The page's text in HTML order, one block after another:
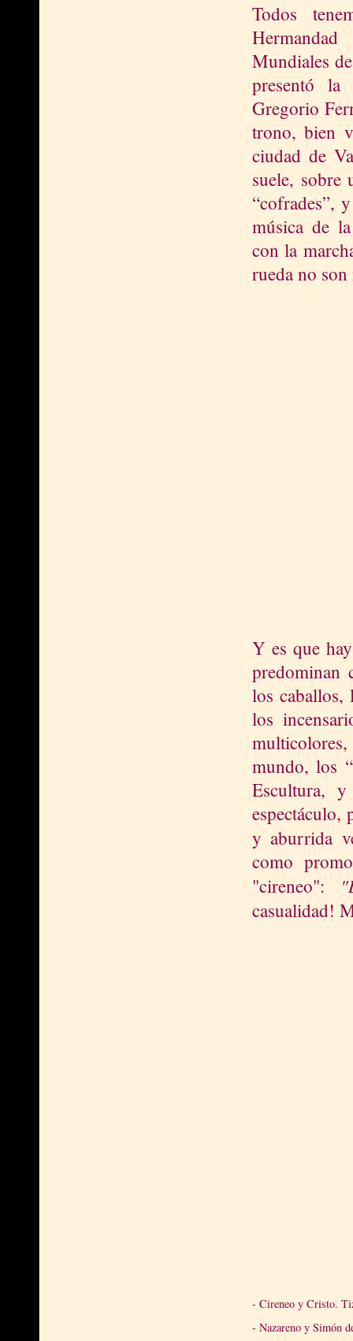
Todos
Mundiales
presentó la
Gregorio
trono, bien
ciudad de
suele,
“cofrades”,
música de
con la
rueda no
Y es que
predominan
los caballos,
los
mundo, los
Escultura,
espectáculo,
y aburrida
como
"cireneo":
casualidad!
- Cireneo y Cristo.
- Nazareno y Simón